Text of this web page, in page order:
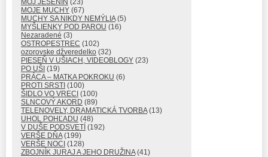
MOJE MUCHY (67)
MUCHY SA NIKDY NEMÝLIA(5)
MYŠLIENKY POD PAROU (16)
Nezaradené (3)
OSTROPESTREC (102)
ozorovske džveredelko (32)
PIESEŇ V UŠIACH, VIDEOBLOGY (23)
PO UŠI (19)
PRÁCA – MATKA POKROKU (6)
PROTI SRSTI (100)
ŠIDLO VO VRECI (100)
SLNCOVÝ AKORD (89)
TELENOVELY, DRAMATICKÁ TVORBA(13)
UHOL POHĽADU (48)
V DUŠE PODSVETÍ (192)
VERŠE DŇA(199)
VERŠE NOCI (128)
ZBOJNÍK JURAJ A JEHO DRUŽINA(41)